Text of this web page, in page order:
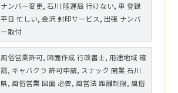
ナンバー変更, 石川 陸運局 行けない, 車 登録
平日 忙しい, 金沢 封印サービス, 出張 ナンバ
ー取付
風俗営業許可, 図面作成 行政書士, 用途地域 確
認, キャバクラ 許可申請, スナック 開業 石川
県, 風俗営業 図面 必要, 風営法 距離制限, 風俗